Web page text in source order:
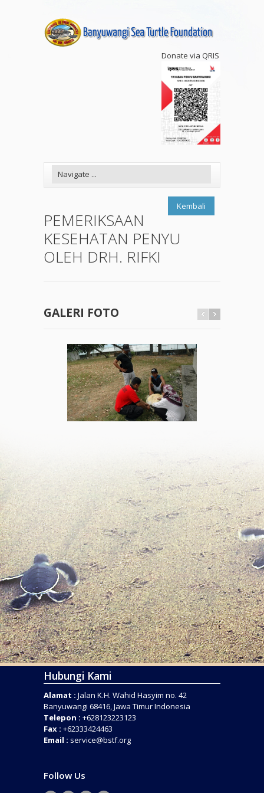
Donate via QRIS
Kembali
PEMERIKSAAN
KESEHATAN PENYU
OLEH DRH. RIFKI
GALERI FOTO
Hubungi Kami
Alamat : Jalan K.H. Wahid Hasyim no. 42
Banyuwangi 68416, Jawa Timur Indonesia
Telepon : +628123223123
Fax : +62333424463
Email : service@bstf.org
Follow Us